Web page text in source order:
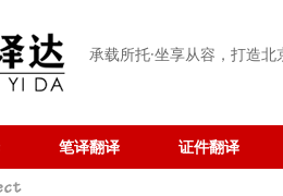
承载所托·坐享从容 ，打造
笔译翻译 证件翻译